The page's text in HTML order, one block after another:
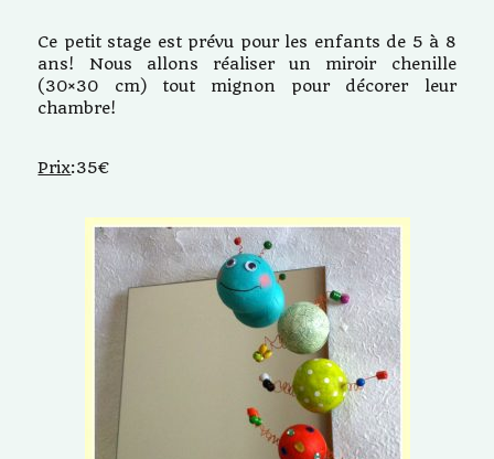
Ce petit stage est prévu pour les enfants de 5 à 8
ans! Nous allons réaliser un miroir chenille
(30×30 cm) tout mignon pour décorer leur
chambre!
Prix:35€